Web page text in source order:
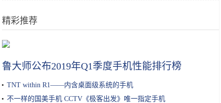
精彩推荐
鲁大师公布2019年Q1季度手机性能排行榜
TNT within R1——内含桌面级系统的手机
不一样的国美手机 CCTV《极客出发》唯一指定手机